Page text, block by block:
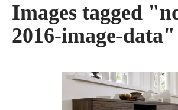
Images tagged
2016-image-data"